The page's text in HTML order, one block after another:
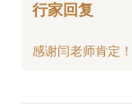
行家回复